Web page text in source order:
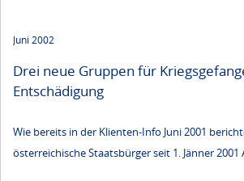
Juni 2002
Drei neue Gruppen für
Entschädigung
Wie bereits in der Klienten-Info Juni 2001
österreichische Staatsbürger seit 1. Jänner 2001